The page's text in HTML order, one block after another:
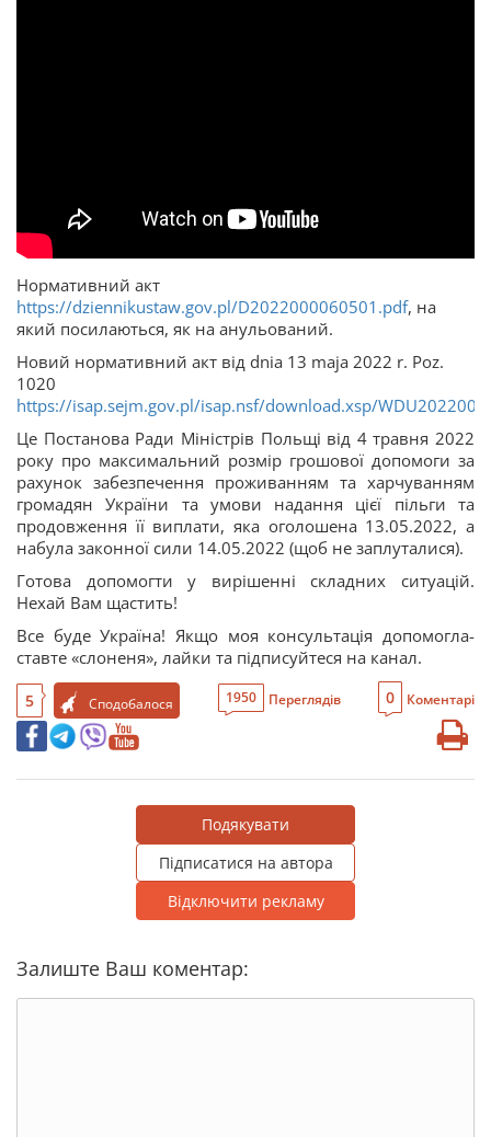
Нормативний акт
https://dziennikustaw.gov.pl/D2022000060501.pdf, на
який посилаються, як на анульований.
Новий нормативний акт від dnia 13 maja 2022 r. Poz.
1020
https://isap.sejm.gov.pl/isap.nsf/download.xsp/
Це Постанова Ради Міністрів Польщі від 4 травня 2022
року про максимальний розмір грошової допомоги за
рахунок забезпечення проживанням та харчуванням
громадян України та умови надання цієї пільги та
продовження її виплати, яка оголошена 13.05.2022, а
набула законної сили 14.05.2022 (щоб не заплуталися).
Готова допомогти у вирішенні складних ситуацій.
Нехай Вам щастить!
Все буде Україна! Якщо моя консультація допомогла-
ставте «слоненя», лайки та підписуйтеся на канал.
5 Сподобалося 1950 Переглядів 0 Коментарі
Подякувати
Підписатися на автора
Відключити рекламу
Залиште Ваш коментар: